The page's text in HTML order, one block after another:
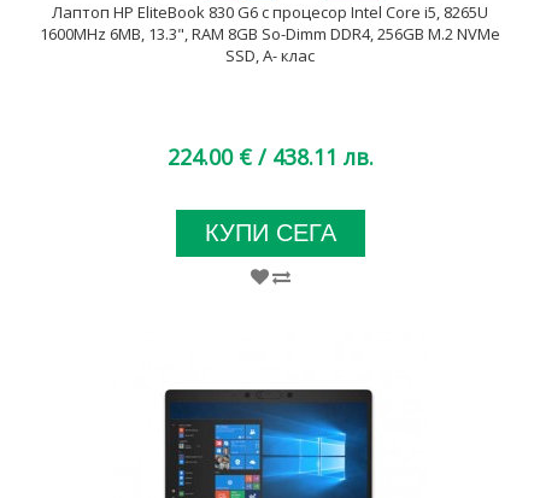
Лаптоп HP EliteBook 830 G6 с процесор Intel Core i5, 8265U
1600MHz 6MB, 13.3", RAM 8GB So-Dimm DDR4, 256GB M.2 NVMe
SSD, A- клас
224.00 € / 438.11 лв.
КУПИ СЕГА